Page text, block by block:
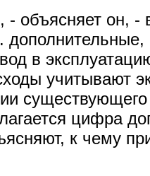
- объясняет он, -
в
учитывают
цифра
к чему